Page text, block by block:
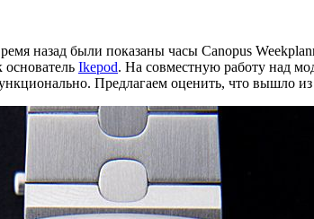
назад были показаны часы Canopus
Ikepod. На совместную работу над
Предлагаем оценить, что вышло из